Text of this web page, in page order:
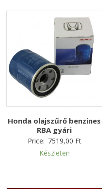
Honda olajszűrő benzines
RBA gyári
Price: 7519,00 Ft
Készleten